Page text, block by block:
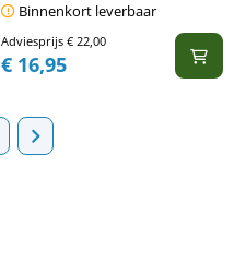
Binnenkort leverbaar
Adviesprijs €22,00
€16,95